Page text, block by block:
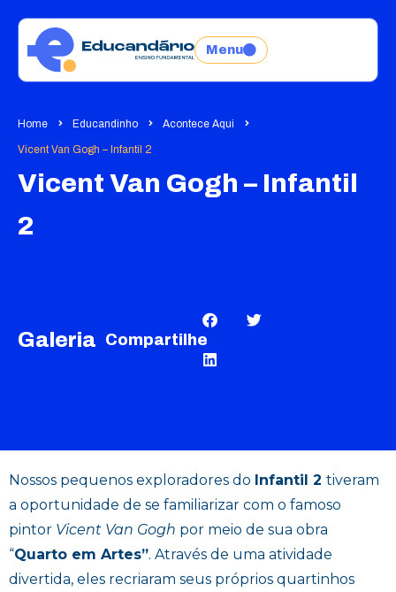
Menu
Home Educandinho Acontece Aqui
Vicent Van Gogh – Infantil 2
Vicent Van Gogh – Infantil
2
Galeria Compartilhe
Nossos pequenos exploradores do Infantil 2 tiveram
a oportunidade de se familiarizar com o famoso
pintor Vicent Van Gogh por meio de sua obra
“Quarto em Artes”. Através de uma atividade
divertida, eles recriaram seus próprios quartinhos